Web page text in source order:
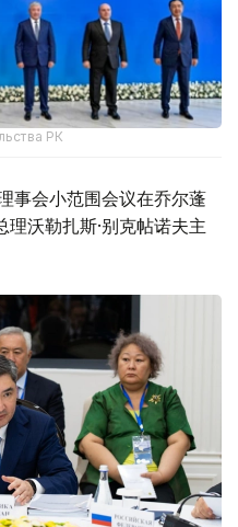
РК
事会小范围会议在乔尔蓬
沃勒扎斯·别克帖诺夫主